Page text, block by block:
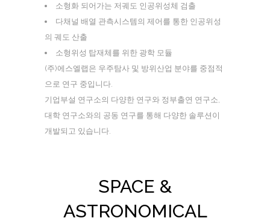
소형화 되어가는 저궤도 인공위성체 검출
다채널 배열 관측시스템의 제어를 통한 인공위성
의 궤도 산출
소형위성 탑재체를 위한 광학 모듈
(주)에스엘랩은 우주탐사 및 방위산업 분야를 중점적
으로 연구 중입니다.
기업부설 연구소의 다양한 연구와 정부출연 연구소,
대학 연구소와의 공동 연구를 통해 다양한 솔루션이
개발되고 있습니다.
SPACE &
ASTRONOMICAL